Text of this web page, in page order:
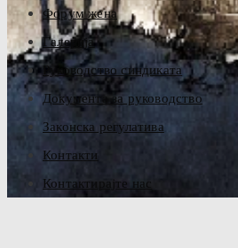
Форум жена
Галерија
Руководство синдиката
Документа за руководство
Законска регулатива
Контакти
Контактирајте нас